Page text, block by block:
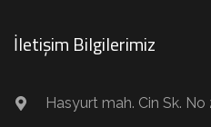
İletişim Bilgilerimiz
Hasyurt mah. Cin Sk.